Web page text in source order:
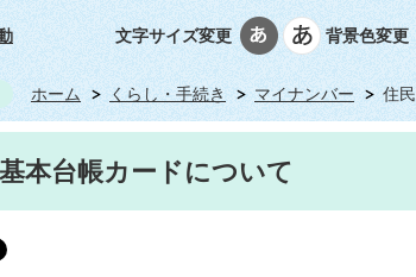
文字サイズ変更 背景色変更
ホーム くらし・手続き マイナンバー 住
本台帳カードについて